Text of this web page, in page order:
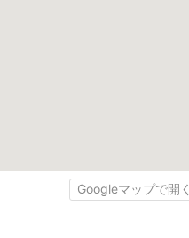
Googleマップで開く